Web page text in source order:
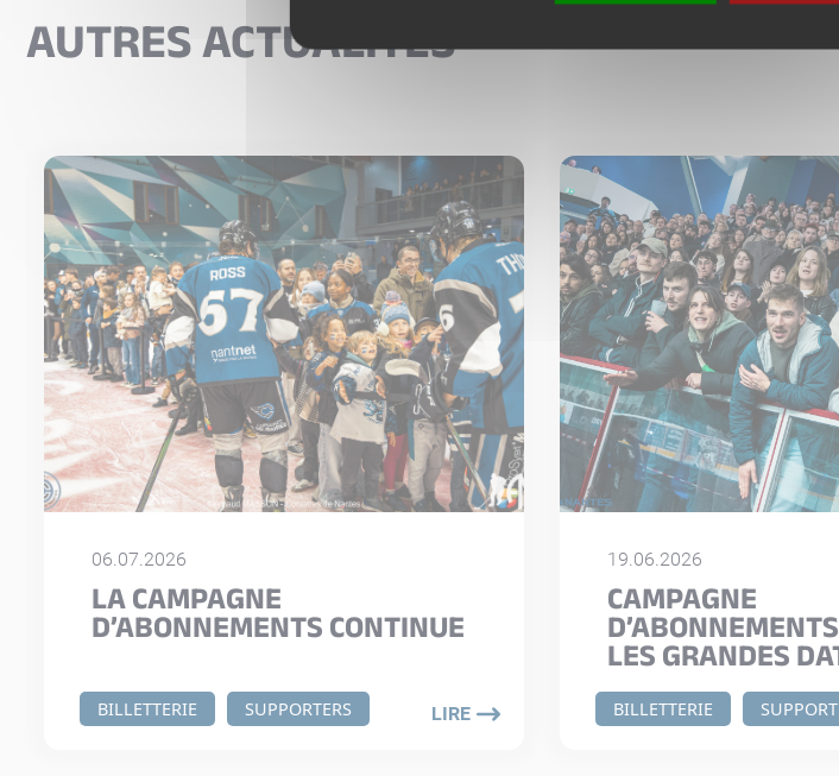
AUTRES ACTUALITÉS
BILLETTERIE SUPPORTERS
06.07.2026
LA CAMPAGNE
D’ABONNEMENTS CONTINUE
LIRE BILLETTERIE
19.06.2026
CAMPAGNE
LES GRANDES